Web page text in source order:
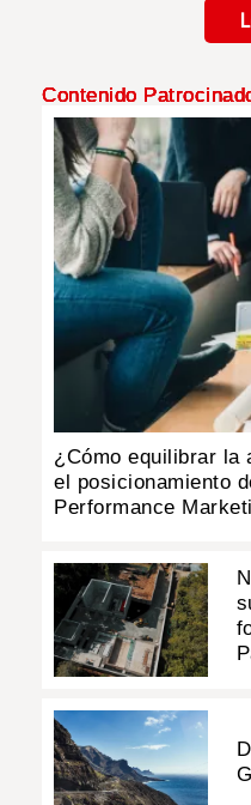
Contenido
¿Cómo equilibrar la
el posicionamiento
Performance